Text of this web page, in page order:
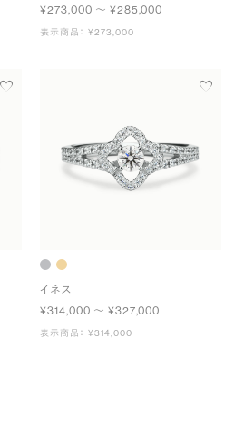
¥273,000 〜 ¥285,000
表示商品： ¥273,000
イネス
¥314,000 〜 ¥327,000
表示商品： ¥314,000